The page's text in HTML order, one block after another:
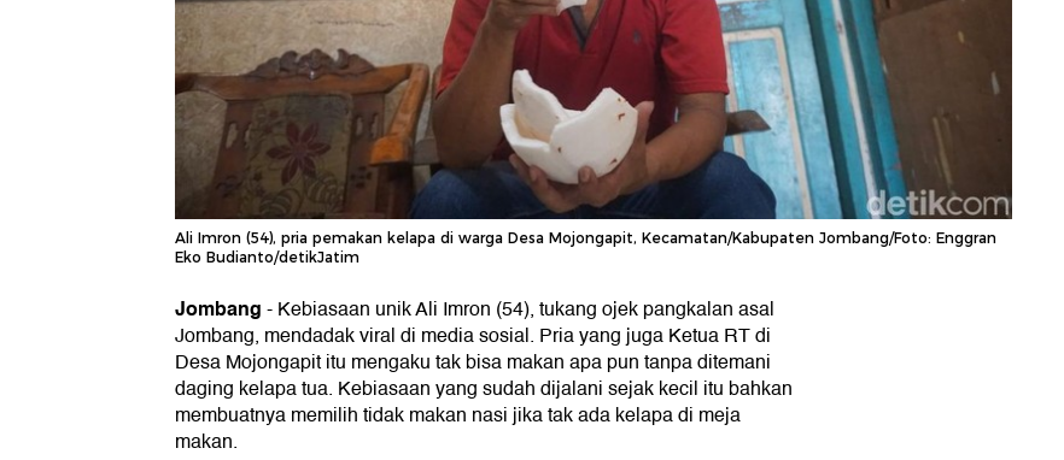
Ali Imron (54), pria pemakan kelapa di warga Desa Mojongapit, Kecamatan/Kabupaten Jombang/Foto: Enggran
Eko Budianto/detikJatim
Jombang-Kebiasaan unik Ali Imron (54), tukang ojek pangkalan asal
Jombang, mendadak viral di media sosial. Pria yang juga Ketua RT di
Desa Mojongapit itu mengaku tak bisa makan apa pun tanpa ditemani
daging kelapa tua. Kebiasaan yang sudah dijalani sejak kecil itu bahkan
membuatnya memilih tidak makan nasi jika tak ada kelapa di meja
makan.